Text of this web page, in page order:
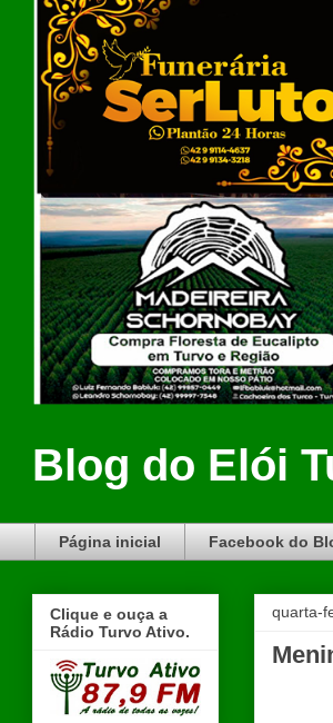
Blog do Elói
Página inicial Facebook do
quarta-
Clique e ouça a
Rádio Turvo Ativo.